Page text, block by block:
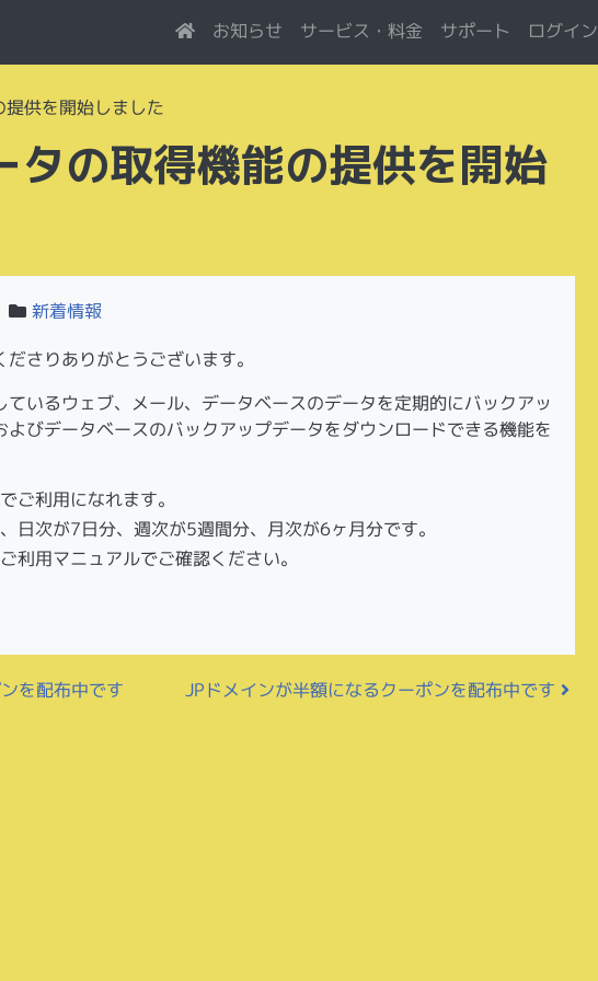
お知らせ サービス・料金 サポート ログイン
供を開始しました
タの取得機能の提供を開始
新着情報
さりありがとうございます。
いるウェブ、メール、データベースのデータを定期的にバックアッ
びデータベースのバックアップデータをダウンロードできる機能を
ご利用になれます。
日次が7日分、週次が5週間分、月次が6ヶ月分です。
利用マニュアルでご確認ください。
を配布中です JPドメインが半額になるクーポンを配布中です